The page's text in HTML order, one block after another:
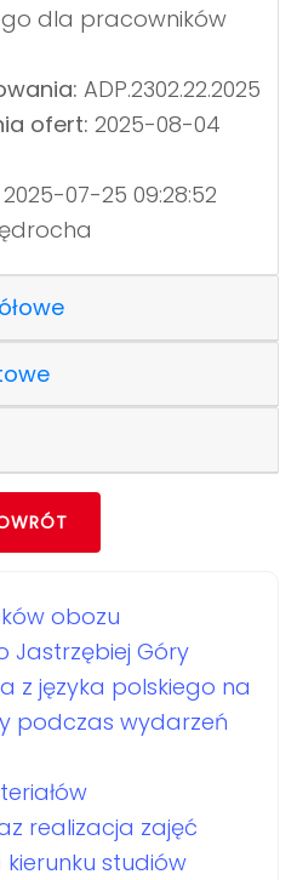
dla pracowników
ADP.2302.22.2025
ofert: 2025-08-04
2025-07-25 09:28:52
obozu
Góry
z języka polskiego na
podczas wydarzeń
realizacja zajęć
studiów